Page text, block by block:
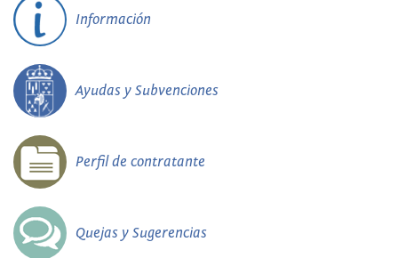
Información
Ayudas y Subvenciones
Perfil de contratante
Quejas y Sugerencias